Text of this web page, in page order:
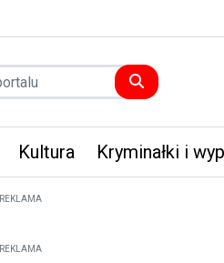
Kultura Kryminałki i
REKLAMA
REKLAMA